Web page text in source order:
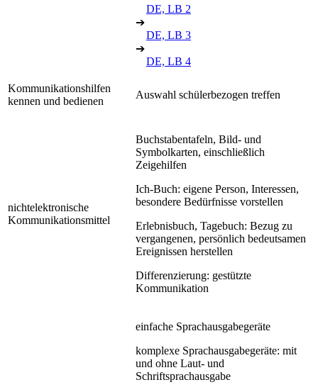
DE, LB 2
➔
DE, LB 3
➔
DE, LB 4
Kommunikationshilfen
kennen und bedienen
Auswahl schülerbezogen treffen
nichtelektronische
Kommunikationsmittel
Buchstabentafeln, Bild- und
Symbolkarten, einschließlich
Zeigehilfen
Ich-Buch: eigene Person, Interessen,
besondere Bedürfnisse vorstellen
Erlebnisbuch, Tagebuch: Bezug zu
vergangenen, persönlich bedeutsamen
Ereignissen herstellen
Differenzierung: gestützte
Kommunikation
einfache Sprachausgabegeräte
komplexe Sprachausgabegeräte: mit
und ohne Laut- und
Schriftsprachausgabe